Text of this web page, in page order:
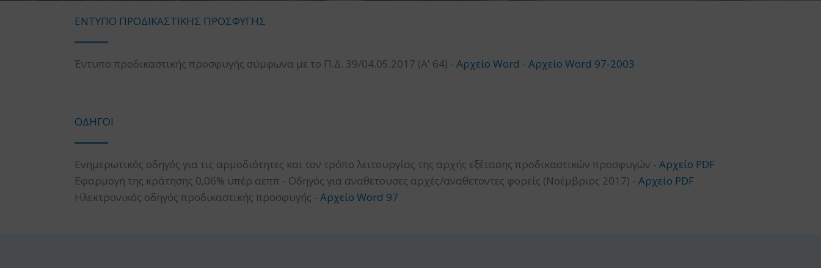
ΕΝΤΥΠΟ ΠΡΟΔΙΚΑΣΤΙΚΗΣ ΠΡΟΣΦΥΓΗΣ
Έντυπο προδικαστικής προσφυγής σύμφωνα με το Π.Δ. 39/04.05.2017 (Α' 64) - Αρχείο Word - Αρχείο Word 97-2003
ΟΔΗΓΟΙ
Ενημερωτικός οδηγός για τις αρμοδιότητες και τον τρόπο λειτουργίας της αρχής εξέτασης προδικαστικών προσφυγών - Αρχείο PDF
Εφαρμογή της κράτησης 0,06% υπέρ αεππ - Oδηγός για αναθετουσες αρχές/αναθετοντες φορείς (Νοέμβριος 2017) - Αρχείο PDF
Ηλεκτρονικός οδηγός προδικαστικής προσφυγής - Αρχείο Word 97